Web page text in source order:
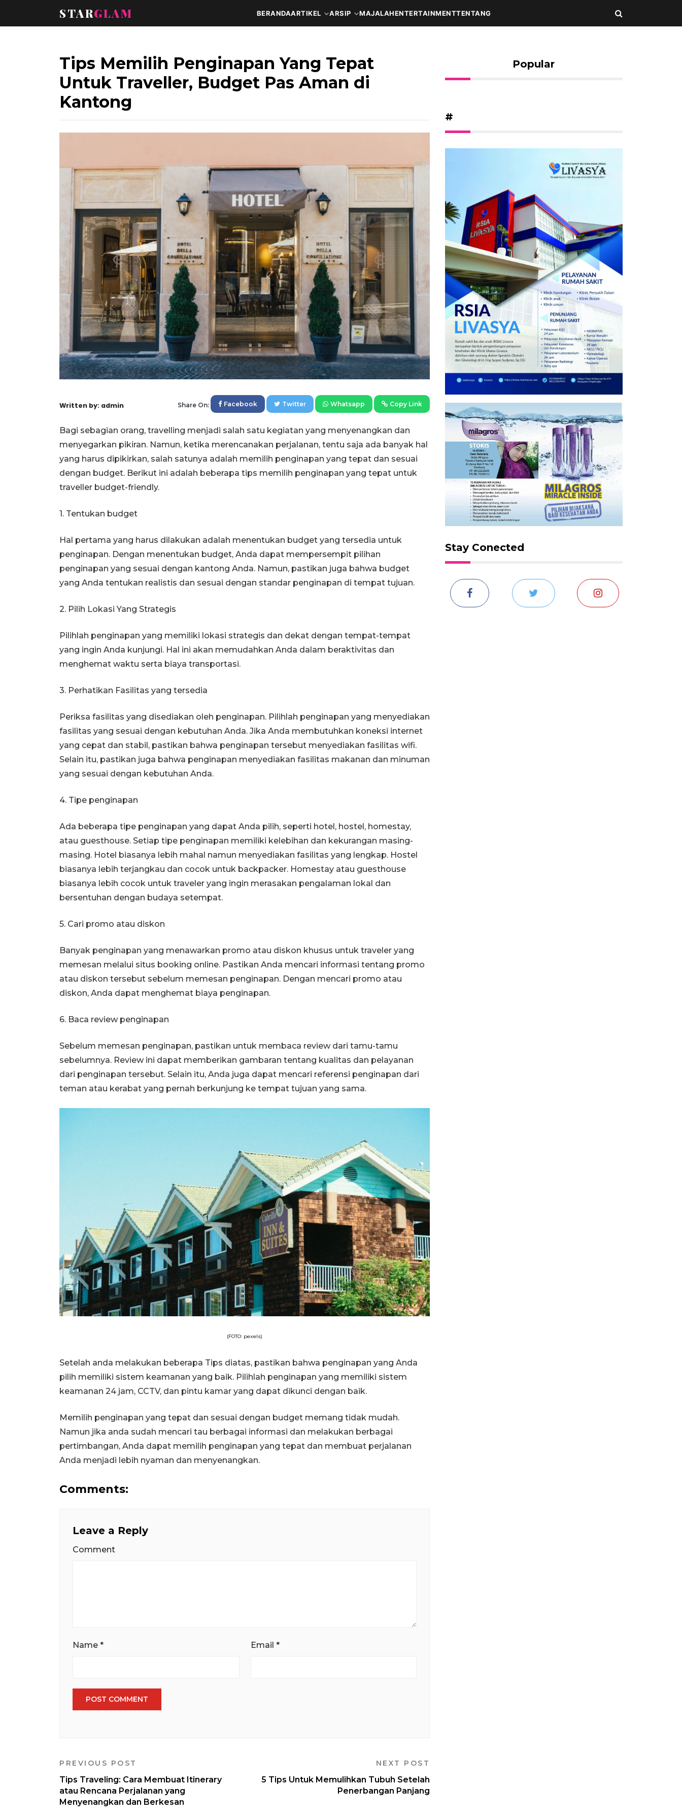
STARGLAM BERANDAARTIKEL ARSIP MAJALAHENTERTAINMENTTENTANG
Tips Memilih Penginapan Yang Tepat
Untuk Traveller, Budget Pas Aman di
Kantong
Written by: admin Share On: Facebook Twitter Whatsapp Copy Link
Bagi sebagian orang, travelling menjadi salah satu kegiatan yang menyenangkan dan
menyegarkan pikiran. Namun, ketika merencanakan perjalanan, tentu saja ada banyak hal
yang harus dipikirkan, salah satunya adalah memilih penginapan yang tepat dan sesuai
dengan budget. Berikut ini adalah beberapa tips memilih penginapan yang tepat untuk
traveller budget-friendly.
1. Tentukan budget
Hal pertama yang harus dilakukan adalah menentukan budget yang tersedia untuk
penginapan. Dengan menentukan budget, Anda dapat mempersempit pilihan
penginapan yang sesuai dengan kantong Anda. Namun, pastikan juga bahwa budget
yang Anda tentukan realistis dan sesuai dengan standar penginapan di tempat tujuan.
2. Pilih Lokasi Yang Strategis
Pilihlah penginapan yang memiliki lokasi strategis dan dekat dengan tempat-tempat
yang ingin Anda kunjungi. Hal ini akan memudahkan Anda dalam beraktivitas dan
menghemat waktu serta biaya transportasi.
3. Perhatikan Fasilitas yang tersedia
Periksa fasilitas yang disediakan oleh penginapan. Pilihlah penginapan yang menyediakan
fasilitas yang sesuai dengan kebutuhan Anda. Jika Anda membutuhkan koneksi internet
yang cepat dan stabil, pastikan bahwa penginapan tersebut menyediakan fasilitas wifi.
Selain itu, pastikan juga bahwa penginapan menyediakan fasilitas makanan dan minuman
yang sesuai dengan kebutuhan Anda.
4. Tipe penginapan
Ada beberapa tipe penginapan yang dapat Anda pilih, seperti hotel, hostel, homestay,
atau guesthouse. Setiap tipe penginapan memiliki kelebihan dan kekurangan masing-
masing. Hotel biasanya lebih mahal namun menyediakan fasilitas yang lengkap. Hostel
biasanya lebih terjangkau dan cocok untuk backpacker. Homestay atau guesthouse
biasanya lebih cocok untuk traveler yang ingin merasakan pengalaman lokal dan
bersentuhan dengan budaya setempat.
5. Cari promo atau diskon
Banyak penginapan yang menawarkan promo atau diskon khusus untuk traveler yang
memesan melalui situs booking online. Pastikan Anda mencari informasi tentang promo
atau diskon tersebut sebelum memesan penginapan. Dengan mencari promo atau
diskon, Anda dapat menghemat biaya penginapan.
6. Baca review penginapan
Sebelum memesan penginapan, pastikan untuk membaca review dari tamu-tamu
sebelumnya. Review ini dapat memberikan gambaran tentang kualitas dan pelayanan
dari penginapan tersebut. Selain itu, Anda juga dapat mencari referensi penginapan dari
teman atau kerabat yang pernah berkunjung ke tempat tujuan yang sama.
(FOTO: pexels)
Setelah anda melakukan beberapa Tips diatas, pastikan bahwa penginapan yang Anda
pilih memiliki sistem keamanan yang baik. Pilihlah penginapan yang memiliki sistem
keamanan 24 jam, CCTV, dan pintu kamar yang dapat dikunci dengan baik.
Memilih penginapan yang tepat dan sesuai dengan budget memang tidak mudah.
Namun jika anda sudah mencari tau berbagai informasi dan melakukan berbagai
pertimbangan, Anda dapat memilih penginapan yang tepat dan membuat perjalanan
Anda menjadi lebih nyaman dan menyenangkan.
Comments:
Leave a Reply
Comment
Name * Email *
PREVIOUS POST
Tips Traveling: Cara Membuat Itinerary
atau Rencana Perjalanan yang
Menyenangkan dan Berkesan
NEXT POST
5 Tips Untuk Memulihkan Tubuh Setelah
Penerbangan Panjang
Popular
#
Stay Conected